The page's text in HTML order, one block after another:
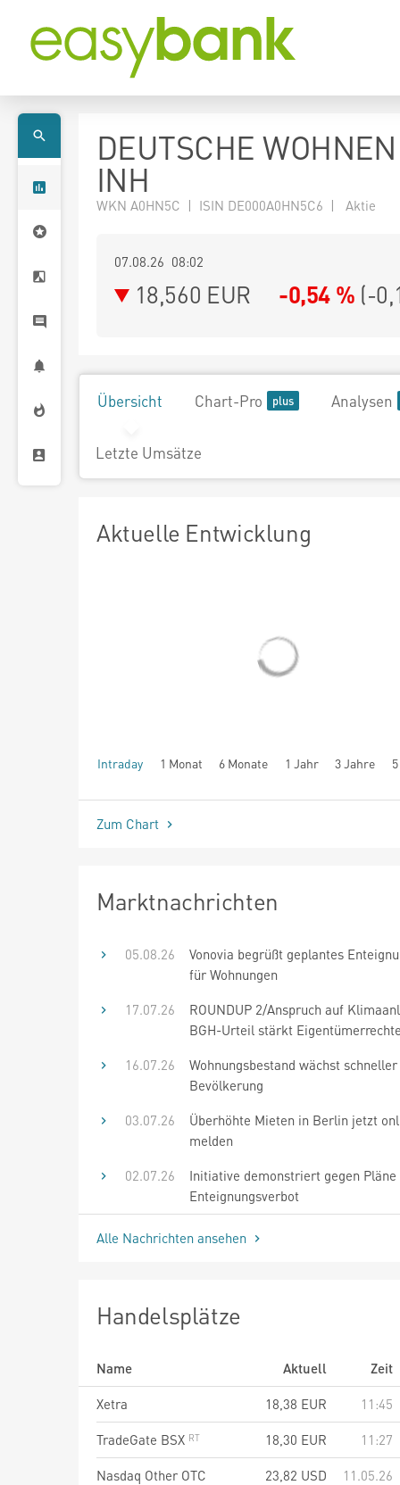
DEUTSCHE
INH
WKN A0HN5C | ISIN DE000A0HN5C6 | Aktie
07.08.26 08:02
18,560 EUR -0,54 % (-
Übersicht Chart-Pro Analysen
Letzte Umsätze
Aktuelle Entwicklung
Intraday 1 Monat 6 Monate 1 Jahr 3 Jahre
seit Beginn
Zum Chart
Marktnachrichten
05.08.26
Vonovia begrüßt geplantes
für Wohnungen
17.07.26
ROUNDUP 2/Anspruch auf
BGH-Urteil stärkt
16.07.26
Wohnungsbestand wächst
Bevölkerung
03.07.26
Überhöhte Mieten in Berlin jetzt
melden
02.07.26
Initiative demonstriert gegen Pläne
Enteignungsverbot
Alle Nachrichten ansehen
Handelsplätze
Name Aktuell
Zeit
Xetra
18,38 EUR
11:45
TradeGate BSX
18,30 EUR
11:27
Nasdaq Other OTC
23,82 USD
11.05.26